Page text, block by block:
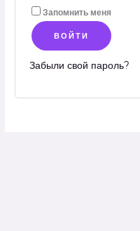
Запомнить меня
ВОЙТИ
Забыли свой пароль?